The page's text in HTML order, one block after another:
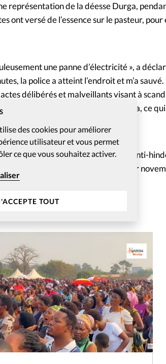
des cookies pour améliorer
utilisateur et vous permet
ce que vous souhaitez activer.
TOUT
représentation de la déesse Durga,
ont versé de l’essence sur le pasteur,
une panne d’électricité », a
la police a atteint l’endroit et m’a
délibérés et malveillants visant à
propos insultant la déesse Durga, ce qui
avait diffusé un message anti-
Ce dernier a été libéré le 1er